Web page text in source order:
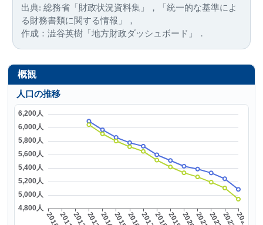
出典: 総務省「財政状況資料集」，「統一的な基準によ
る財務書類に関する情報」，
作成：澁谷英樹「地方財政ダッシュボード」．
概観
人口の推移